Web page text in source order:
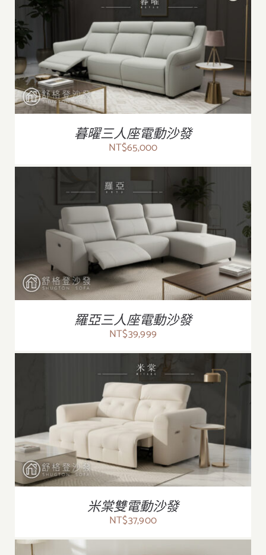
/ 詳情
暮曜三人座電動沙發
NT$65,000
/ 詳情
羅亞三人座電動沙發
NT$39,999
/ 詳情
米棠雙電動沙發
NT$37,900